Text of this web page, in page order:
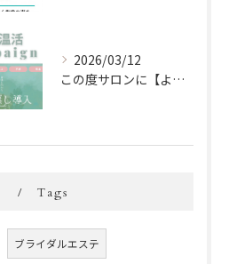
2026/03/12
この度サロンに【よもぎ蒸し】を新しく導入しました🌿✨
Tags
ブライダルエステ